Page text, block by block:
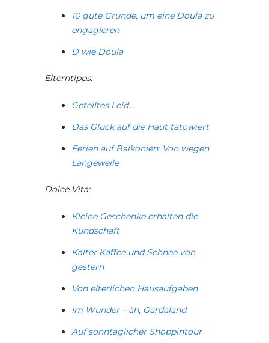
10 gute Gründe, um eine Doula zu
engagieren
D wie Doula
Elterntipps:
Geteiltes Leid…
Das Glück auf die Haut tätowiert
Ferien auf Balkonien: Von wegen
Langeweile
Dolce Vita:
Kleine Geschenke erhalten die
Kundschaft
Kalter Kaffee und Schnee von
gestern
Von elterlichen Hausaufgaben
Im Wunder – äh, Gardaland
Auf sonntäglicher Shoppintour